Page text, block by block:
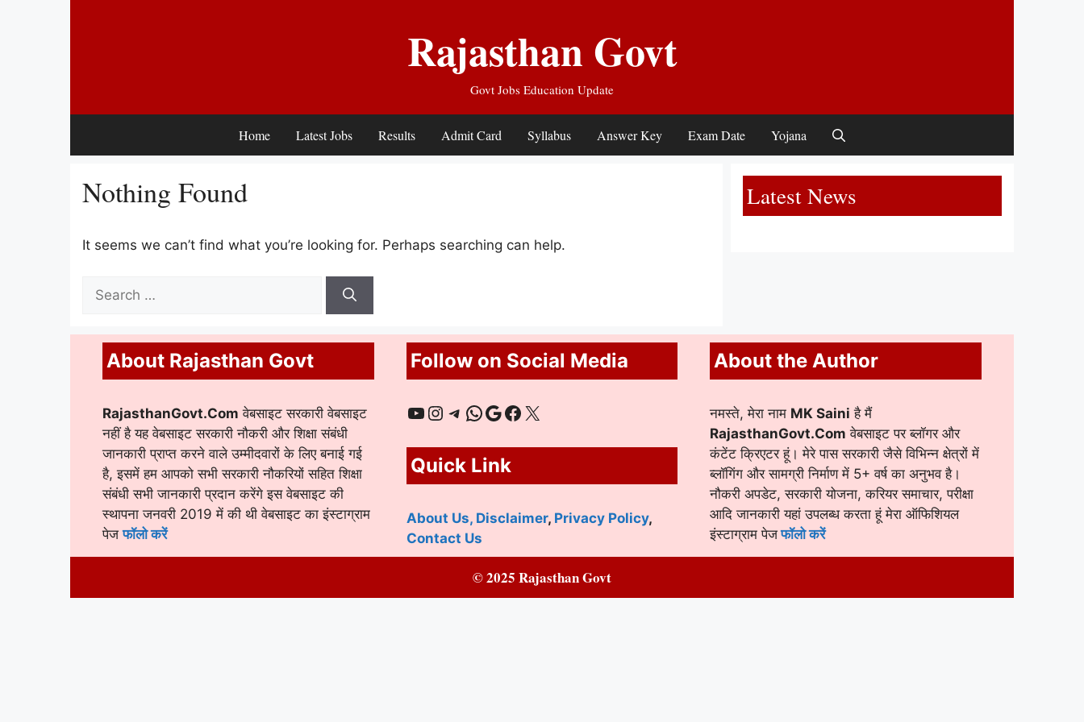
Rajasthan Govt
Govt Jobs Education Update
Home Latest Jobs Results Admit Card Syllabus Answer Key Exam Date Yojana
Nothing Found
It seems we can’t find what you’re looking for. Perhaps searching can help.
for:
Latest News
About Rajasthan Govt
RajasthanGovt.Com वेबसाइट सरकारी वेबसाइट
नहीं है यह वेबसाइट सरकारी नौकरी और शिक्षा संबंधी
जानकारी प्राप्त करने वाले उम्मीदवारों के लिए बनाई गई
है, इसमें हम आपको सभी सरकारी नौकरियों सहित शिक्षा
संबंधी सभी जानकारी प्रदान करेंगे इस वेबसाइट की
स्थापना जनवरी 2019 में की थी वेबसाइट का इंस्टाग्राम
पेजफॉलो करें
Follow on Social Media
YouTube
Instagram
Telegram
WhatsApp
Google
Facebook
X
Quick Link
About Us, Disclaimer, Privacy Policy,
Contact Us
About the Author
नमस्ते, मेरा नाम MK Saini है मैं
RajasthanGovt.Com वेबसाइट पर ब्लॉगर और
कंटेंट क्रिएटर हूं। मेरे पास सरकारी जैसे विभिन्न क्षेत्रों में
ब्लॉगिंग और सामग्री निर्माण में 5+ वर्ष का अनुभव है।
नौकरी अपडेट, सरकारी योजना, करियर समाचार, परीक्षा
आदि जानकारी यहां उपलब्ध करता हूं मेरा ऑफिशियल
इंस्टाग्राम पेज फॉलो करें
© 2025 Rajasthan Govt